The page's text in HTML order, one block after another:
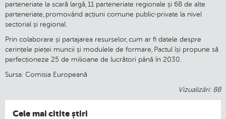
parteneriate la scară largă, 11 parteneriate regionale și 68 de alte
parteneriate, promovând acțiuni comune public-private la nivel
sectorial și regional.
Prin colaborare și partajarea resurselor, cum ar fi datele despre
cerințele pieței muncii și modulele de formare, Pactul își propune să
perfecționeze 25 de milioane de lucrători până în 2030.
Sursa: Comisia Europeană
Vizualizări: 88
Cele mai citite știri